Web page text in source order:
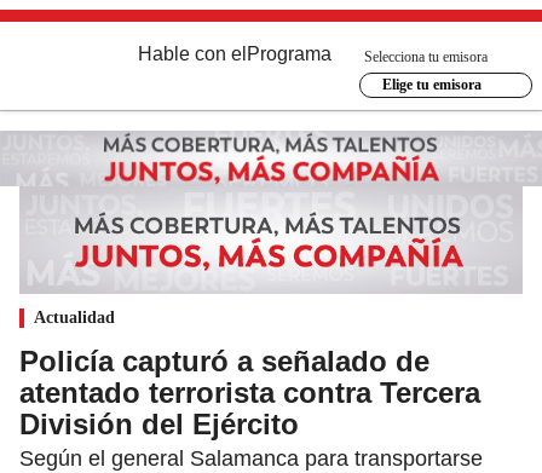
Hable con el Programa
Selecciona tu emisora
Elige tu emisora
Actualidad
Policía capturó a señalado de
atentado terrorista contra Tercera
División del Ejército
Según el general Salamanca para transportarse